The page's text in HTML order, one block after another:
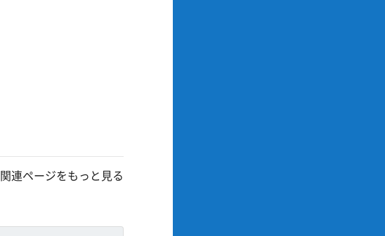
関連ページをもっと見る